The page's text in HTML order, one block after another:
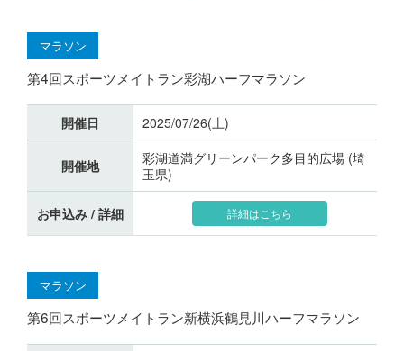
マラソン
第4回スポーツメイトラン彩湖ハーフマラソン
開催日 2025/07/26(土)
開催地
彩湖道満グリーンパーク多目的広場 (埼
玉県)
お申込み / 詳細 詳細はこちら
マラソン
第6回スポーツメイトラン新横浜鶴見川ハーフマラソン